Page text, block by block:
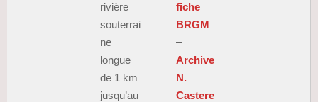
rivière
souterrai
ne
longue
de 1 km
jusqu’au
fiche
BRGM
–
Archive
N.
Castere